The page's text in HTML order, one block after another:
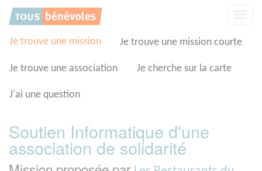
Je trouve une mission Je trouve une mission courte
Je trouve une association Je cherche sur la carte
J'ai une question
Soutien Informatique d'une
association de solidarité
Panneau de gestion des cookies